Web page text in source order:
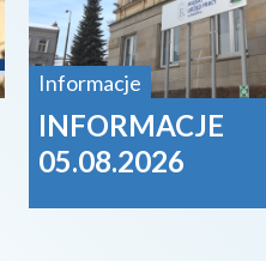
Informacje
INFORMACJE
05.08.2026